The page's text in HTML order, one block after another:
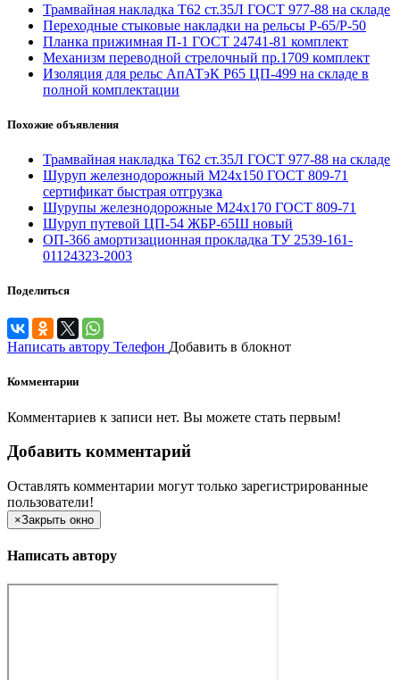
Трамвайная накладка Т62 ст.35Л ГОСТ 977-88 на складе
Переходные стыковые накладки на рельсы Р-65/Р-50
Планка прижимная П-1 ГОСТ 24741-81 комплект
Механизм переводной стрелочный пр.1709 комплект
Изоляция для рельс АпАТэК Р65 ЦП-499 на складе в
полной комплектации
Похожие объявления
Трамвайная накладка Т62 ст.35Л ГОСТ 977-88 на складе
Шуруп железнодорожный М24х150 ГОСТ 809-71
сертификат быстрая отгрузка
Шурупы железнодорожные М24х170 ГОСТ 809-71
Шуруп путевой ЦП-54 ЖБР-65Ш новый
ОП-366 амортизационная прокладка ТУ 2539-161-
01124323-2003
Поделиться
Написать автору Телефон Добавить в блокнот
Комментарии
Комментариев к записи нет. Вы можете стать первым!
Добавить комментарий
Оставлять комментарии могут только зарегистрированные
пользователи!
×Закрыть окно
Написать автору